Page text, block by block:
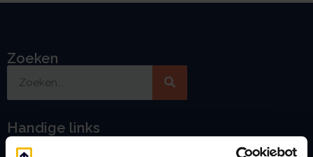
Zoeken
Handige links
Jaarstukken opstellen